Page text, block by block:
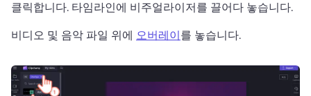
클릭합니다. 타임라인에 비주얼라이저를 끌어다 놓습니다.
비디오 및 음악 파일 위에 오버레이를 놓습니다.